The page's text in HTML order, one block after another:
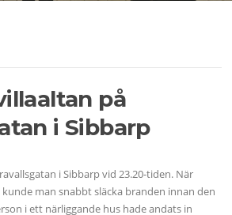
på
i Sibbarp
i Sibbarp vid 23.20-tiden. När
man snabbt släcka branden innan den
i ett närliggande hus hade andats in